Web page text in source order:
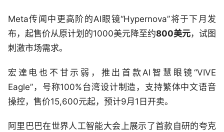
Meta传闻中更高阶的AI眼镜“Hypernova”将于下月发
布，起售价从原计划的1000美元降至约800美元，试图
刺激市场需求。
宏達电也不甘示弱，推出首款AI智慧眼镜“VIVE
Eagle”，号称100%台湾设计制造，支持繁体中文语音
操控，售价15,600元起，预计9月1日开卖。
阿里巴巴在世界人工智能大会上展示了首款自研的夸克